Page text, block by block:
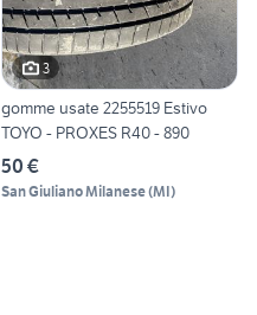
3
gomme usate 2255519 Estivo
TOYO - PROXES R40 - 890
50 €
San Giuliano Milanese(MI)